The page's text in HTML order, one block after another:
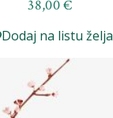
38,00€
Dodaj na listu želja